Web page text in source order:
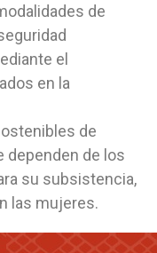
de
el
en la
de
dependen de los
su subsistencia,
las mujeres.